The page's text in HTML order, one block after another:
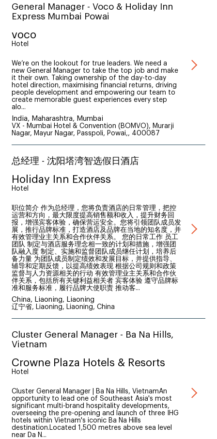
General Manager - Voco & Holiday Inn
Express Mumbai Powai
voco
Hotel
We’re on the lookout for true leaders. We need a
new General Manager to take the top job and make
it their own. Taking ownership of the day-to-day
hotel direction, maximising financial returns, driving
people development and empowering our team to
create memorable guest experiences every step
alo...
India, Maharashtra, Mumbai
VX - Mumbai Hotel & Convention (BOMVO), Murarji
Nagar, Mayur Nagar, Passpoli, Powai,, 400087
总经理 - 沈阳塔湾智选假日酒店
Holiday Inn Express
Hotel
职位简介 作为总经理，您将负责酒店的日常管理，把控
运营和方向，最大限度提高销售额和收入，提升财务回
报，增强宾客体验，确保营运安全。您将引领团队成员发
展，推行品牌标准，打造酒店及品牌在当地的知名度，并
有效管理业主关系和合作伙伴关系。 您的日常工作 员工
团队 制定与酒店服务理念相一致的计划和措施，增强团
队融入度 制定、实施和监督团队成员继任计划，培养后
备力量 为团队成员制定绩效和发展目标，并提供指导、
辅导和定期反馈，以提高绩效表现 根据公司规则和政策
监督与人力资源相关的行动 有效管理业主关系和合作伙
伴关系，包括所有关键利益相关者 宾客体验 遵守品牌标
准和服务标准，履行品牌大使职责 推动客...
China, Liaoning, Liaoning
辽宁省, Liaoning, Liaoning, China
Cluster General Manager - Ba Na Hills,
Vietnam
Crowne Plaza Hotels & Resorts
Hotel
Cluster General Manager | Ba Na Hills, VietnamAn
opportunity to lead one of Southeast Asia's most
significant multi-brand hospitality developments,
overseeing the pre-opening and launch of three IHG
hotels within Vietnam's iconic Ba Na Hills
destination.Located 1,500 metres above sea level
near Da N...